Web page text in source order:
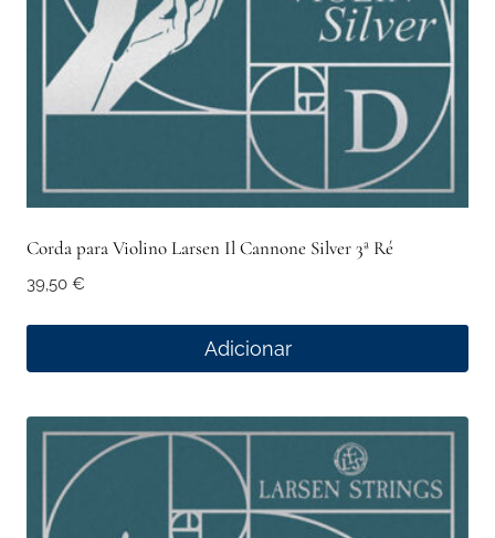
Corda para Violino Larsen Il Cannone Silver 3ª Ré
39,50 €
Adicionar